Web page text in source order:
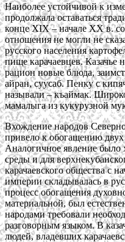
Наиболее устойчивой к
продолжала оставаться
конце XIX – начале XX в.
отношения не могли не
русского населения
пище карачаевцев. Казачье
рацион новые блюда,
айран, суусаб. Пенку с
называли – къаймак.
мамалыга из кукурузной
Вхождение народов
привело к обогащению двух
Аналогичное явление было
среды и для
карачаевского общества с
империи складывалась в
процесс обогащения
материальной, был
народами требовали
разговорным языком. В
людей, владевших